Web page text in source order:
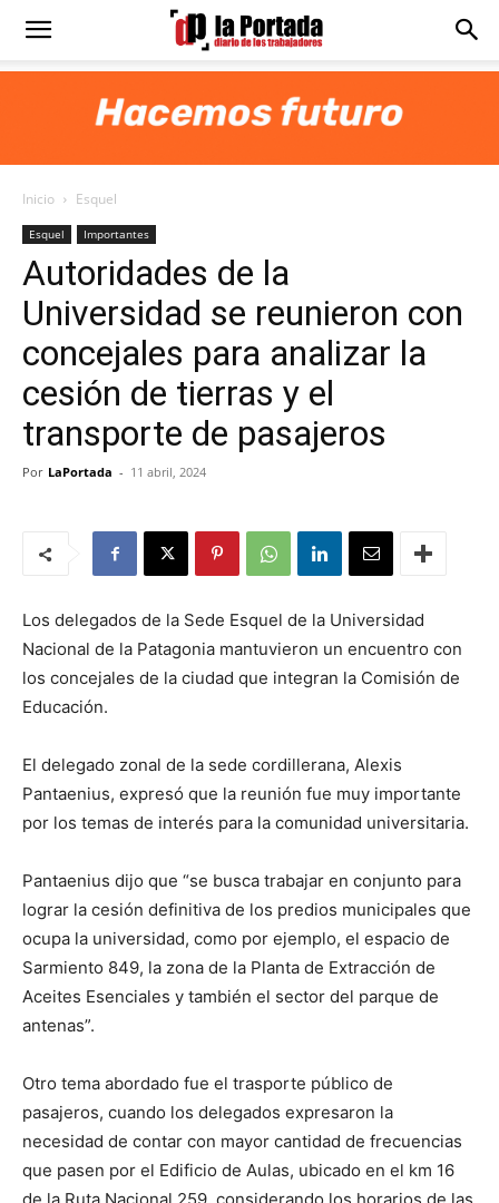
Diario
Portada
Inicio Esquel
Esquel Importantes
Autoridades de la
Universidad se reunieron con
concejales para analizar la
cesión de tierras y el
transporte de pasajeros
Por LaPortada - 11 abril, 2024
Los delegados de la Sede Esquel de la Universidad
Nacional de la Patagonia mantuvieron un encuentro con
los concejales de la ciudad que integran la Comisión de
Educación.
El delegado zonal de la sede cordillerana, Alexis
Pantaenius, expresó que la reunión fue muy importante
por los temas de interés para la comunidad universitaria.
Pantaenius dijo que “se busca trabajar en conjunto para
lograr la cesión definitiva de los predios municipales que
ocupa la universidad, como por ejemplo, el espacio de
Sarmiento 849, la zona de la Planta de Extracción de
Aceites Esenciales y también el sector del parque de
antenas”.
Otro tema abordado fue el trasporte público de
pasajeros, cuando los delegados expresaron la
necesidad de contar con mayor cantidad de frecuencias
que pasen por el Edificio de Aulas, ubicado en el km 16